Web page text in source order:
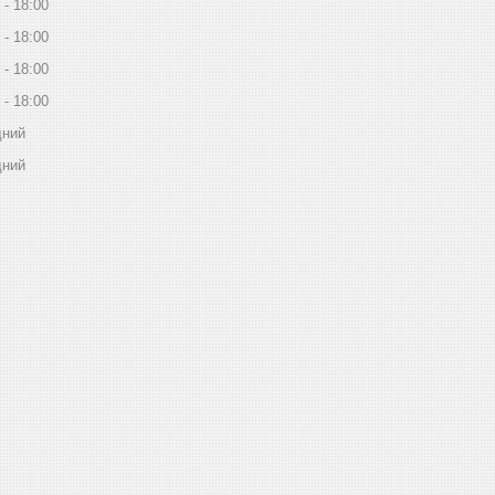
18:00
18:00
18:00
18:00